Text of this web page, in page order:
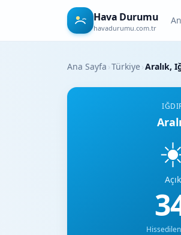
Hava Durumu
havadurumu.com.tr
Ana Sayfa ›Türkiye›Aralık,
Açık
Hissedilen